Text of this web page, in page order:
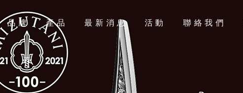
品牌 產品 最新消息 活動 聯絡我們